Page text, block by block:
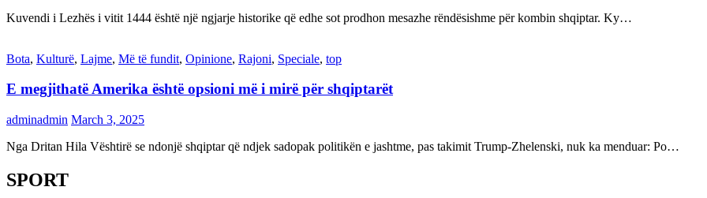
Kuvendi i Lezhës i vitit 1444 është një ngjarje historike që edhe sot prodhon mesazhe rëndësishme për kombin shqiptar. Ky…
Bota, Kulturë, Lajme, Më të fundit, Opinione, Rajoni, Speciale, top
E megjithatë Amerika është opsioni më i mirë për shqiptarët
adminadmin March 3, 2025
Nga Dritan Hila Vështirë se ndonjë shqiptar që ndjek sadopak politikën e jashtme, pas takimit Trump-Zhelenski, nuk ka menduar: Po…
SPORT